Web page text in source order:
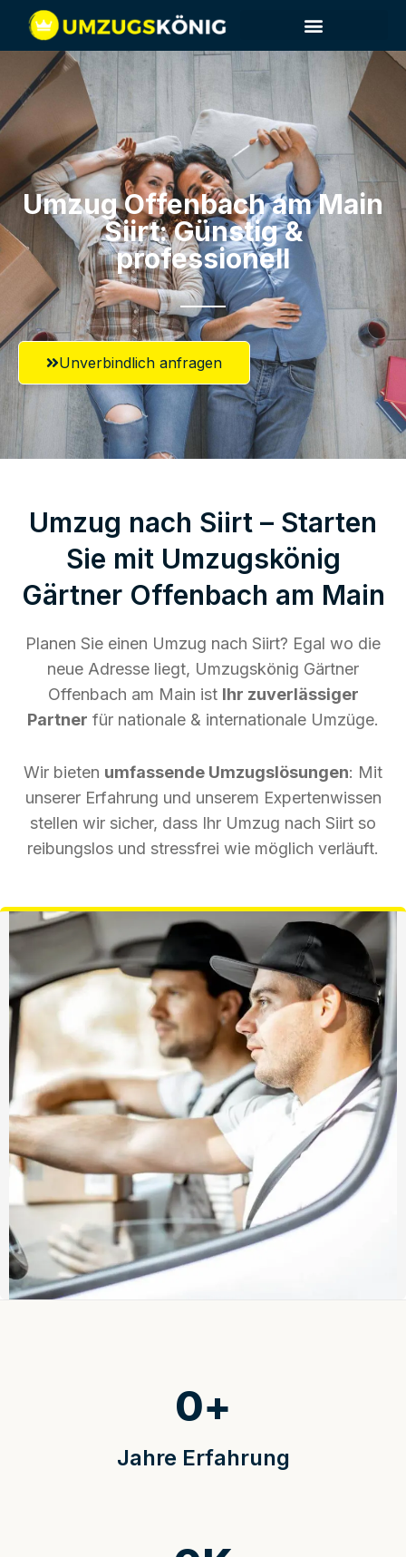
Umzug Offenbach am Main​
Siirt: Günstig &
professionell​
Unverbindlich anfragen
Umzug nach Siirt – Starten
Sie mit Umzugskönig
Gärtner Offenbach am Main
Planen Sie einen Umzug nach Siirt? Egal wo die
neue Adresse liegt, Umzugskönig Gärtner
Offenbach am Main ist Ihr zuverlässiger
Partner für nationale & internationale Umzüge.
Wir bieten umfassende Umzugslösungen: Mit
unserer Erfahrung und unserem Expertenwissen
stellen wir sicher, dass Ihr Umzug nach Siirt so
reibungslos und stressfrei wie möglich verläuft.
Jahre Erfahrung
0+